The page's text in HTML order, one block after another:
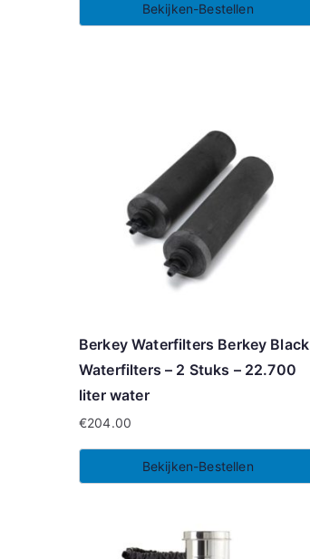
Bekijken-Bestellen
Berkey Waterfilters Berkey Black
Waterfilters – 2 Stuks – 22.700
liter water
€204.00
Bekijken-Bestellen